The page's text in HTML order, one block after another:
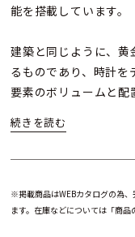
能を搭載しています。
建築と同じように、
るものであり、時計
要素のボリュームと
ための条件は、まさし
ランスを保ちつつ、
※掲載商品はWEBカタログの為
ます。在庫などについては「商